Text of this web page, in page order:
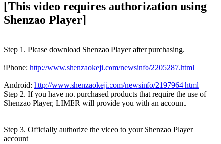
[This video requires authorization using
Shenzao Player]
Step 1. Please download Shenzao Player after purchasing.
iPhone: http://www.shenzaokeji.com/newsinfo/2205287.html
Android: http://www.shenzaokeji.com/newsinfo/2197964.html
Step 2. If you have not purchased products that require the use of
Shenzao Player, LIMER will provide you with an account.
Step 3. Officially authorize the video to your Shenzao Player
account